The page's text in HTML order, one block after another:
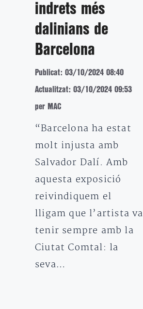
indrets més
dalinians de
Barcelona
Publicat: 03/10/2024 08:40
Actualitzat: 03/10/2024 09:53
per MAC
“Barcelona ha estat
molt injusta amb
Salvador Dalí. Amb
aquesta exposició
reivindiquem el
lligam que l’artista va
tenir sempre amb la
Ciutat Comtal: la
seva…